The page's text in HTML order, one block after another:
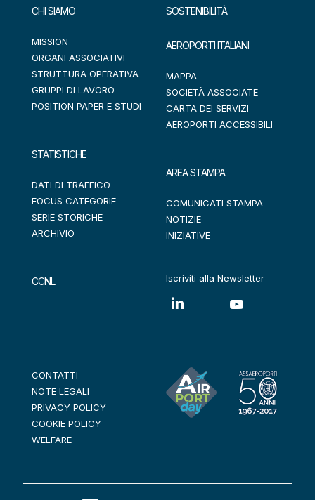
CHI SIAMO
MISSION
ORGANI ASSOCIATIVI
STRUTTURA OPERATIVA
GRUPPI DI LAVORO
POSITION PAPER E STUDI
STATISTICHE
DATI DI TRAFFICO
FOCUS CATEGORIE
SERIE STORICHE
ARCHIVIO
CCNL
SOSTENIBILITÀ
AEROPORTI ITALIANI
MAPPA
SOCIETÀ ASSOCIATE
CARTA DEI SERVIZI
AEROPORTI ACCESSIBILI
AREA STAMPA
COMUNICATI STAMPA
NOTIZIE
INIZIATIVE
Iscriviti alla Newsletter
CONTATTI
NOTE LEGALI
PRIVACY POLICY
COOKIE POLICY
WELFARE